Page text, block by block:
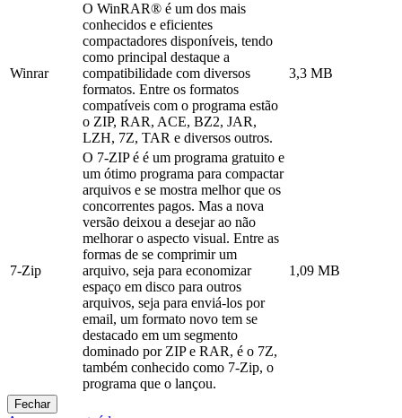
Winrar
O WinRAR® é um dos mais
conhecidos e eficientes
compactadores disponíveis, tendo
como principal destaque a
compatibilidade com diversos
formatos. Entre os formatos
compatíveis com o programa estão
o ZIP, RAR, ACE, BZ2, JAR,
LZH, 7Z, TAR e diversos outros.
3,3 MB
7-Zip
O 7-ZIP é é um programa gratuito e
um ótimo programa para compactar
arquivos e se mostra melhor que os
concorrentes pagos. Mas a nova
versão deixou a desejar ao não
melhorar o aspecto visual. Entre as
formas de se comprimir um
arquivo, seja para economizar
espaço em disco para outros
arquivos, seja para enviá-los por
email, um formato novo tem se
destacado em um segmento
dominado por ZIP e RAR, é o 7Z,
também conhecido como 7-Zip, o
programa que o lançou.
1,09 MB
Fechar